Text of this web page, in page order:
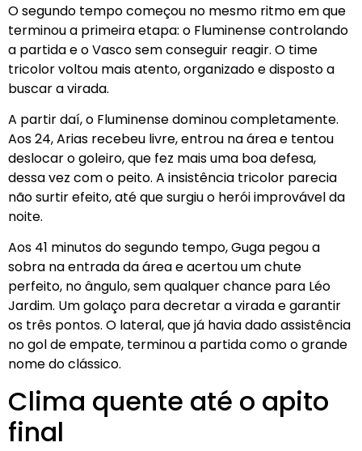
O segundo tempo começou no mesmo ritmo em que
terminou a primeira etapa: o Fluminense controlando
a partida e o Vasco sem conseguir reagir. O time
tricolor voltou mais atento, organizado e disposto a
buscar a virada.
A partir daí, o Fluminense dominou completamente.
Aos 24, Arias recebeu livre, entrou na área e tentou
deslocar o goleiro, que fez mais uma boa defesa,
dessa vez com o peito. A insistência tricolor parecia
não surtir efeito, até que surgiu o herói improvável da
noite.
Aos 41 minutos do segundo tempo, Guga pegou a
sobra na entrada da área e acertou um chute
perfeito, no ângulo, sem qualquer chance para Léo
Jardim. Um golaço para decretar a virada e garantir
os três pontos. O lateral, que já havia dado assistência
no gol de empate, terminou a partida como o grande
nome do clássico.
Clima quente até o apito
final